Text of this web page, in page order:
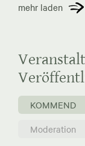
mehr laden
KOMMEND
Moderation